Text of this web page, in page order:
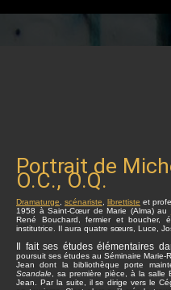
Portrait de
O.C., O.Q.
Dramaturge scénariste librettiste et
1958 à Saint-Cœur de Marie (Alma) au
René Bouchard, fermier et boucher,
institutrice. Il aura quatre sœurs, Luce,
Il fait ses études élémentaires
poursuit ses études au Séminaire
Jean dont la bibliothèque porte
Scandale , sa première pièce, à la
Jean. Par la suite, il se dirige vers le